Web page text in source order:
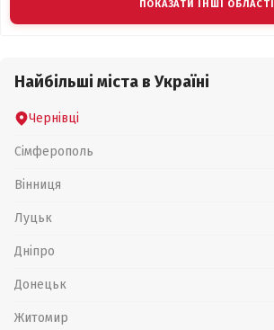
ПОКАЗАТИ ІНШІ ОБЛАСТІ
Найбільші міста в Україні
Чернівці
Сімферополь
Вінниця
Луцьк
Дніпро
Донецьк
Житомир